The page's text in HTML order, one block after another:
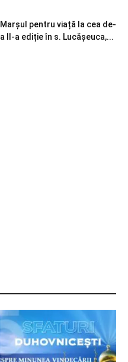
Marșul pentru viață la cea de-
a II-a ediție în s. Lucășeuca,...